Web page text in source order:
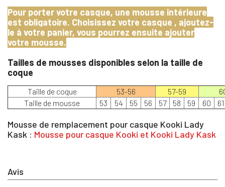
Avis
Pour porter votre casque, une mousse intérieure
est obligatoire. Choisissez votre casque , ajoutez-
le à votre panier, vous pourrez ensuite ajouter
votre mousse.
Tailles de mousses disponibles selon la taille de
coque
Taille de coque 53-56 57-59
Taille de mousse
53 54 55 56 57 58 59 60 61
Mousse de remplacement pour casque Kooki Lady
Kask : Mousse pour casque Kooki et Kooki Lady Kask
×